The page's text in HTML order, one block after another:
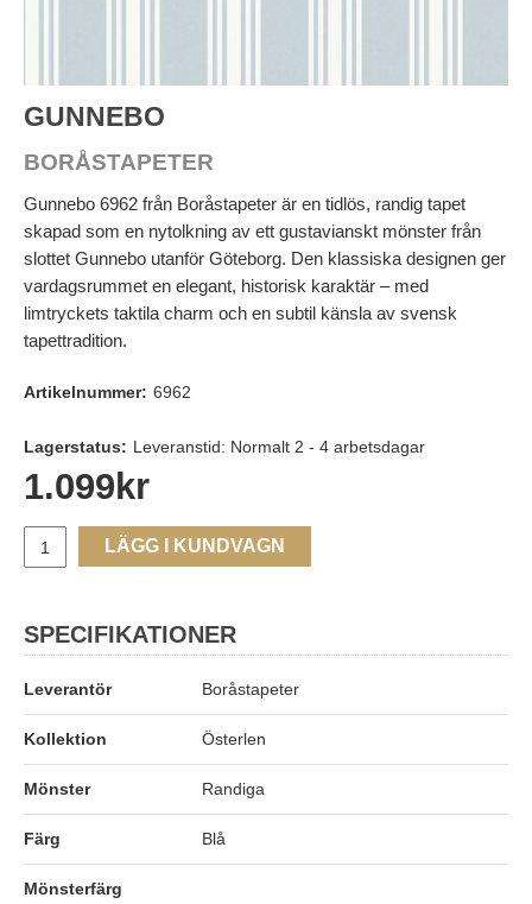
GUNNEBO
BORÅSTAPETER
Gunnebo 6962 från Boråstapeter är en tidlös, randig tapet
skapad som en nytolkning av ett gustavianskt mönster från
slottet Gunnebo utanför Göteborg. Den klassiska designen ger
vardagsrummet en elegant, historisk karaktär – med
limtryckets taktila charm och en subtil känsla av svensk
tapettradition.
Artikelnummer: 6962
Lagerstatus: Leveranstid: Normalt 2 - 4 arbetsdagar
1.099 kr
LÄGG I KUNDVAGN
SPECIFIKATIONER
Leverantör Boråstapeter
Kollektion Österlen
Mönster Randiga
Färg Blå
Mönsterfärg